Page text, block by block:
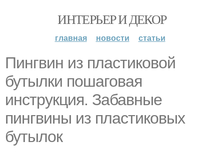
ИНТЕРЬЕР И ДЕКОР
главная новости статьи
Пингвин из пластиковой
бутылки пошаговая
инструкция. Забавные
пингвины из пластиковых
бутылок